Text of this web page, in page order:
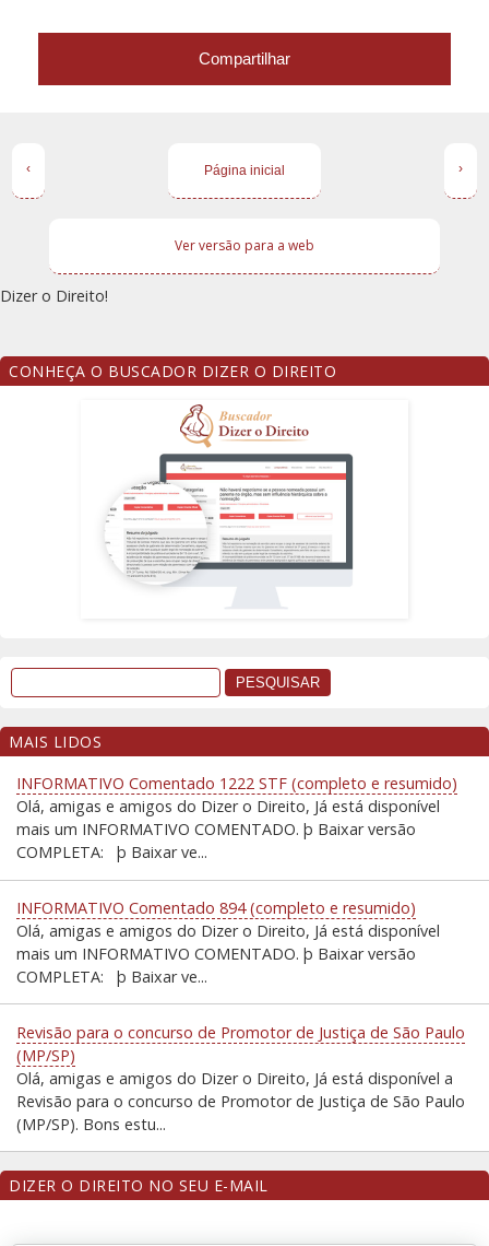
Compartilhar
‹ ›
Página inicial
Ver versão para a web
Dizer o Direito!
CONHEÇA O BUSCADOR DIZER O DIREITO
MAIS LIDOS
INFORMATIVO Comentado 1222 STF (completo e resumido)
Olá, amigas e amigos do Dizer o Direito, Já está disponível
mais um INFORMATIVO COMENTADO. þ Baixar versão
COMPLETA: þ Baixar ve...
INFORMATIVO Comentado 894 (completo e resumido)
Olá, amigas e amigos do Dizer o Direito, Já está disponível
mais um INFORMATIVO COMENTADO. þ Baixar versão
COMPLETA: þ Baixar ve...
Revisão para o concurso de Promotor de Justiça de São Paulo
(MP/SP)
Olá, amigas e amigos do Dizer o Direito, Já está disponível a
Revisão para o concurso de Promotor de Justiça de São Paulo
(MP/SP). Bons estu...
DIZER O DIREITO NO SEU E-MAIL